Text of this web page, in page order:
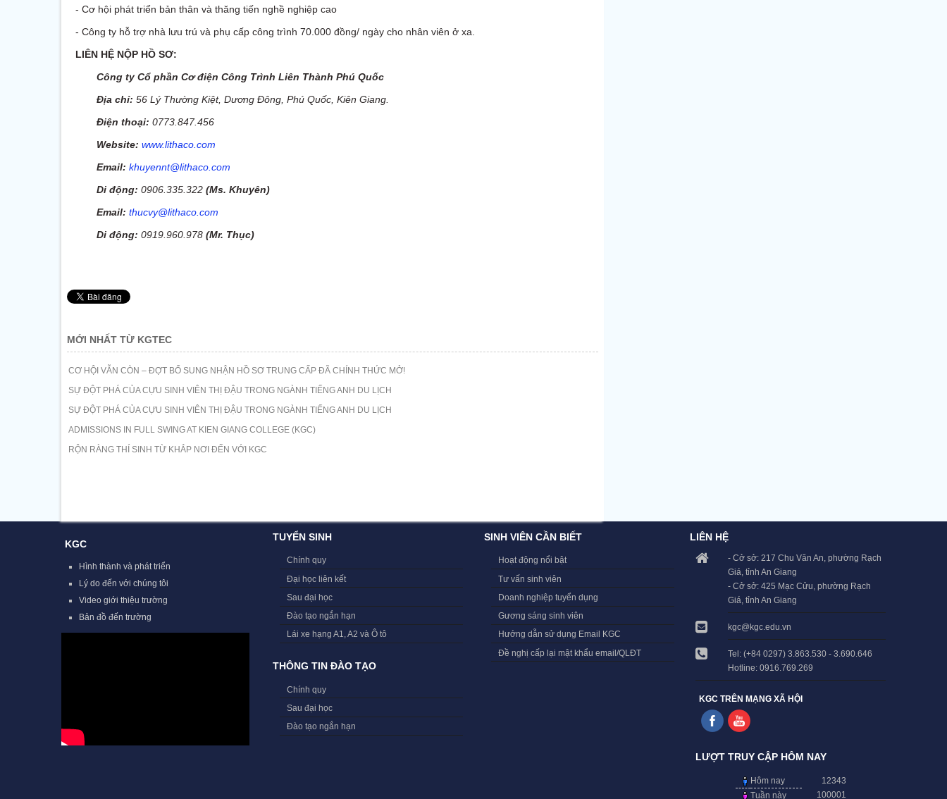
- Cơ hội phát triển bản thân và thăng tiến nghề nghiệp cao
- Công ty hỗ trợ nhà lưu trú và phụ cấp công trình 70.000 đồng/ ngày cho nhân viên ở xa.
LIÊN HỆ NỘP HỒ SƠ:
Công ty Cổ phần Cơ điện Công Trình Liên Thành Phú Quốc
Địa chỉ: 56 Lý Thường Kiệt, Dương Đông, Phú Quốc, Kiên Giang.
Điện thoại: 0773.847.456
Website: www.lithaco.com
Email: khuyennt@lithaco.com
Di động: 0906.335.322 (Ms. Khuyên)
Email: thucvy@lithaco.com
Di động: 0919.960.978 (Mr. Thục)
MỚI NHẤT TỪ KGTEC
CƠ HỘI VẪN CÒN – ĐỢT BỔ SUNG NHẬN HỒ SƠ TRUNG CẤP ĐÃ CHÍNH THỨC MỞ!
SỰ ĐỘT PHÁ CỦA CỰU SINH VIÊN THỊ ĐẬU TRONG NGÀNH TIẾNG ANH DU LỊCH
SỰ ĐỘT PHÁ CỦA CỰU SINH VIÊN THỊ ĐẬU TRONG NGÀNH TIẾNG ANH DU LỊCH
ADMISSIONS IN FULL SWING AT KIEN GIANG COLLEGE (KGC)
RỘN RÀNG THÍ SINH TỪ KHẮP NƠI ĐẾN VỚI KGC
KGC
Hình thành và phát triển
Lý do đến với chúng tôi
Video giới thiệu trường
Bản đồ đến trường
TUYỂN SINH
Chính quy
Đại học liên kết
Sau đại học
Đào tạo ngắn hạn
Lái xe hạng A1, A2 và Ô tô
THÔNG TIN ĐÀO TẠO
Chính quy
Sau đại học
Đào tạo ngắn hạn
SINH VIÊN CẦN BIẾT
Hoạt động nổi bật
Tư vấn sinh viên
Doanh nghiệp tuyển dụng
Gương sáng sinh viên
Hướng dẫn sử dụng Email KGC
Đề nghị cấp lại mật khẩu email/QLĐT
LIÊN HỆ
- Cở sở: 217 Chu Văn An, phường Rạch
Giá, tỉnh An Giang
- Cở sở: 425 Mạc Cửu, phường Rạch
Giá, tỉnh An Giang
kgc@kgc.edu.vn
Tel: (+84 0297) 3.863.530 - 3.690.646
Hotline: 0916.769.269
KGC TRÊN MẠNG XÃ HỘI
LƯỢT TRUY CẬP HÔM NAY
Hôm nay
12343
Tuần này
100001